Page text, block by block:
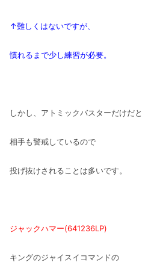
↑難しくはないですが、
慣れるまで少し練習が必要。
しかし、アトミックバスターだけだと
相手も警戒しているので
投げ抜けされることは多いです。
ジャックハマー(641236LP)
キングのジャイスイコマンドの